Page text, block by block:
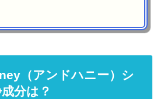
（アンドハニー）シ
分は？